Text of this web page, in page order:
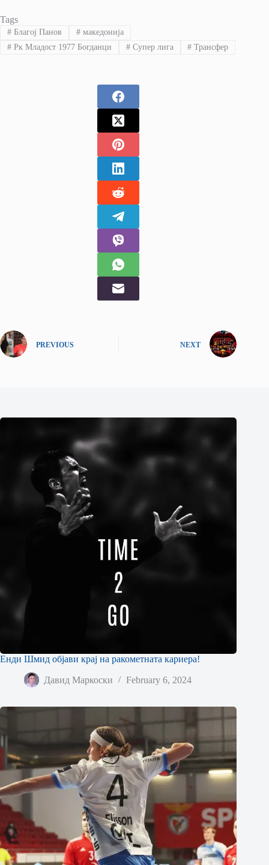
Tags
#Благој Панов #македонија
#Рк Младост 1977 Богданци #Супер лига # Трансфер
PREVIOUS NEXT
Енди Шмид објави крај на ракометната кариера!
Давид Маркоски February 6, 2024